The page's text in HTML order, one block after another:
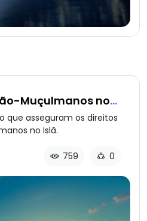
Muçulmanos no
Uma Base Islâmica
que asseguram os direitos
no Islã.
759 0